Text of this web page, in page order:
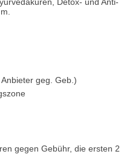
geg. Geb.)
gegen Gebühr, die ersten 2